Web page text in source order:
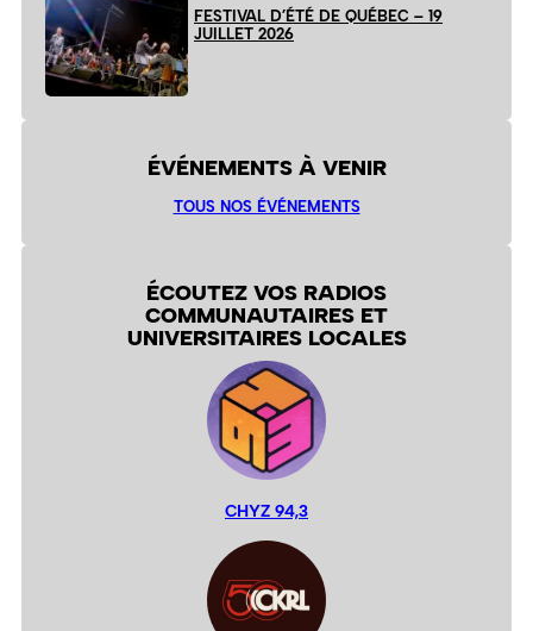
FESTIVAL D’ÉTÉ DE QUÉBEC – 19
JUILLET 2026
ÉVÉNEMENTS À VENIR
TOUS NOS ÉVÉNEMENTS
ÉCOUTEZ VOS RADIOS
COMMUNAUTAIRES ET
UNIVERSITAIRES LOCALES
CHYZ 94,3